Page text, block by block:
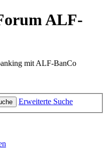
ALF-
mit ALF-BanCo
Erweiterte Suche